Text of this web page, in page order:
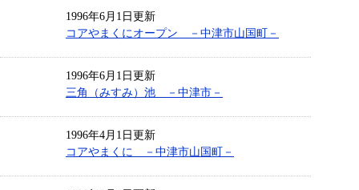
1996年6月1日更新
コアやまくにオープン －中津市山国町－
1996年6月1日更新
三角（みすみ）池 －中津市－
1996年4月1日更新
コアやまくに －中津市山国町－